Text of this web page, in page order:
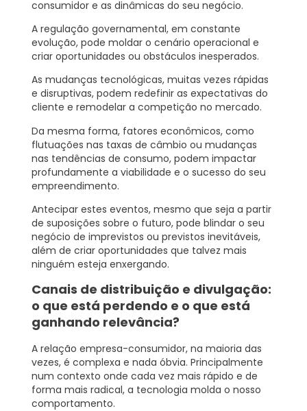
consumidor e as dinâmicas do seu negócio.
A regulação governamental, em constante
evolução, pode moldar o cenário operacional e
criar oportunidades ou obstáculos inesperados.
As mudanças tecnológicas, muitas vezes rápidas
e disruptivas, podem redefinir as expectativas do
cliente e remodelar a competição no mercado.
Da mesma forma, fatores econômicos, como
flutuações nas taxas de câmbio ou mudanças
nas tendências de consumo, podem impactar
profundamente a viabilidade e o sucesso do seu
empreendimento.
Antecipar estes eventos, mesmo que seja a partir
de suposições sobre o futuro, pode blindar o seu
negócio de imprevistos ou previstos inevitáveis,
além de criar oportunidades que talvez mais
ninguém esteja enxergando.
Canais de distribuição e divulgação:
o que está perdendo e o que está
ganhando relevância?
A relação empresa-consumidor, na maioria das
vezes, é complexa e nada óbvia. Principalmente
num contexto onde cada vez mais rápido e de
forma mais radical, a tecnologia molda o nosso
comportamento.